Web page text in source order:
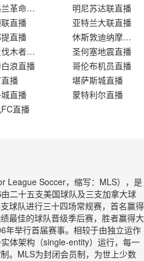
新英格兰革命直播
明尼苏达联直播
直播
亚特兰大联直播
直播
休斯敦迪纳摩直播
波特兰伐木者直播
圣何塞地震直播
浪直播
哥伦布机员直播
播
堪萨斯城直播
直播
蒙特利尔直播
直播
League Soccer，缩写：MLS），是
二十五支美国球队及三支加拿大球
球队进行三十四场常规赛，首名赢得
最佳的球队晋级季后赛，胜者赢得大
年举行首届赛事。相较于由独立运作
体架构（single-entity）运行，每一
。MLS为封闭会员制，为世上少数